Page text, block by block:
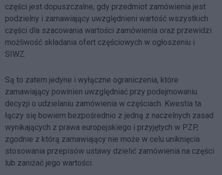
części jest dopuszczalne, gdy przedmiot zamówienia jest
podzielny i zamawiający uwzględnieni wartość wszystkich
części dla szacowania wartości zamówienia oraz przewidzi
możliwość składania ofert częściowych w ogłoszeniu i
SIWZ.
Są to zatem jedyne i wyłączne ograniczenia, które
zamawiający powinien uwzględniać przy podejmowaniu
decyzji o udzielaniu zamówienia w częściach. Kwestia ta
łączy się bowiem bezpośrednio z jedną z naczelnych zasad
wynikających z prawa europejskiego i przyjętych w PZP,
zgodnie z którą zamawiający nie może w celu uniknięcia
stosowania przepisów ustawy dzielić zamówienia na części
lub zaniżać jego wartości.